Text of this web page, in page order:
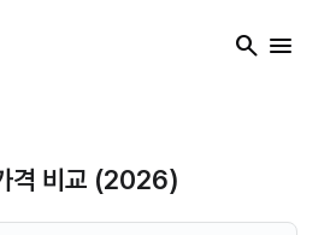
search menu
격 비교 (2026)